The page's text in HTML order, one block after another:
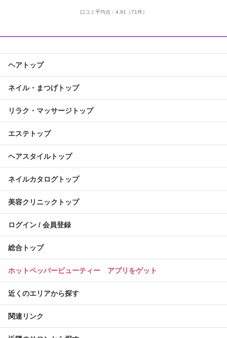
口コミ平均点： 4.91 （71件）
ヘアトップ
ネイル・まつげトップ
リラク・マッサージトップ
エステトップ
ヘアスタイルトップ
ネイルカタログトップ
美容クリニックトップ
ログイン / 会員登録
総合トップ
ホットペッパービューティー アプリをゲット
近くのエリアから探す
関連リンク